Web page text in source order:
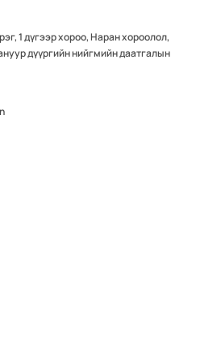
1 дүгээр хороо, Наран хороолол,
дүүргийн нийгмийн даатгалын